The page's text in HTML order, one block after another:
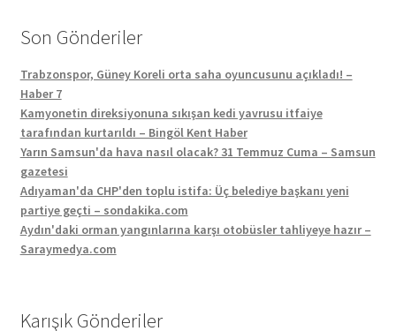
Son Gönderiler
Trabzonspor, Güney Koreli orta saha oyuncusunu açıkladı! –
Haber 7
Kamyonetin direksiyonuna sıkışan kedi yavrusu itfaiye
tarafından kurtarıldı – Bingöl Kent Haber
Yarın Samsun'da hava nasıl olacak? 31 Temmuz Cuma – Samsun
gazetesi
Adıyaman'da CHP'den toplu istifa: Üç belediye başkanı yeni
partiye geçti – sondakika.com
Aydın'daki orman yangınlarına karşı otobüsler tahliyeye hazır –
Saraymedya.com
Karışık Gönderiler